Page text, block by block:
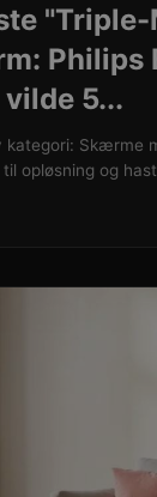
"Triple-
Philips
5...
kategori: Skærme
opløsning og